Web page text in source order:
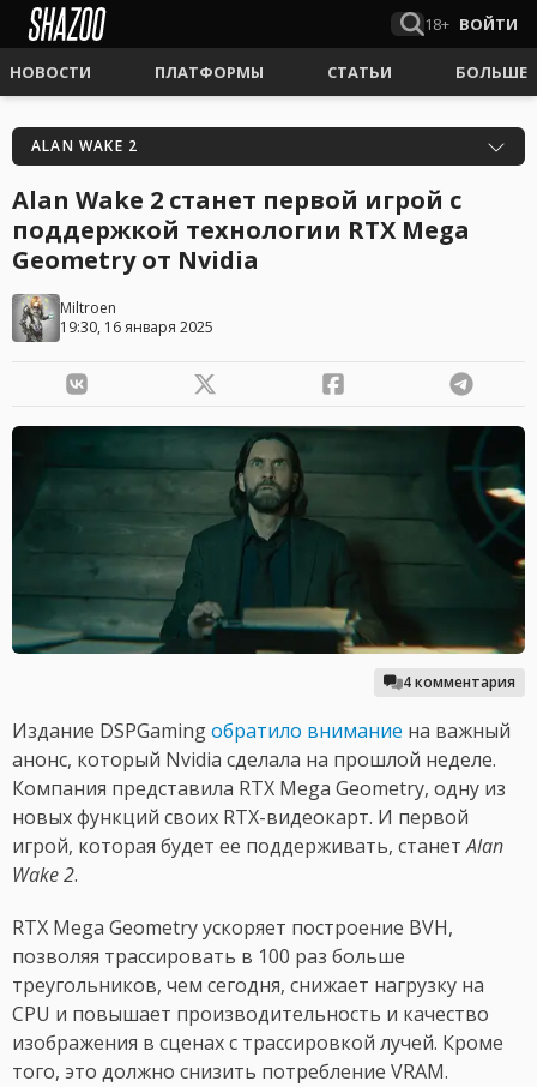
18+ ВОЙТИ
НОВОСТИ ПЛАТФОРМЫ СТАТЬИ БОЛЬШЕ
ALAN WAKE 2
Alan Wake 2 станет первой игрой с
поддержкой технологии RTX Mega
Geometry от Nvidia
Miltroen
19:30, 16 января 2025
4 комментария
Издание DSPGamingобратило внимание на важный
анонс, который Nvidia сделала на прошлой неделе.
Компания представила RTX Mega Geometry, одну из
новых функций своих RTX-видеокарт. И первой
игрой, которая будет ее поддерживать, станетAlan
Wake 2.
RTX Mega Geometry ускоряет построение BVH,
позволяя трассировать в 100 раз больше
треугольников, чем сегодня, снижает нагрузку на
CPU и повышает производительность и качество
изображения в сценах с трассировкой лучей. Кроме
того, это должно снизить потребление VRAM.